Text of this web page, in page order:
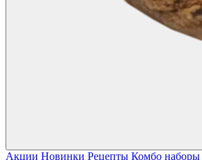
Акции Новинки Рецепты Комбо наборы